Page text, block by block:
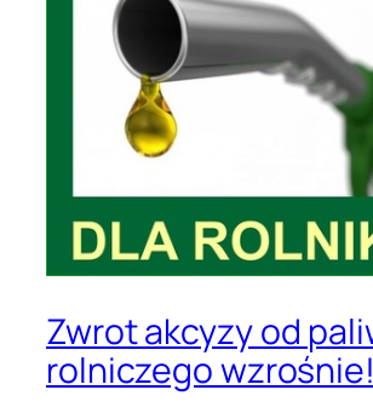
Zwrot akcyzy od
rolniczego wzrośnie!